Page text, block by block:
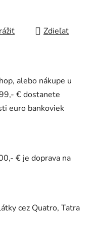
Zdieľať
alebo nákupe u
€ dostanete
euro bankoviek
€ je doprava na
cez Quatro, Tatra